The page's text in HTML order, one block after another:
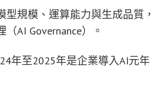
型規模、運算能力與生成品質
AI Governance）。
年至2025年是企業導入AI元